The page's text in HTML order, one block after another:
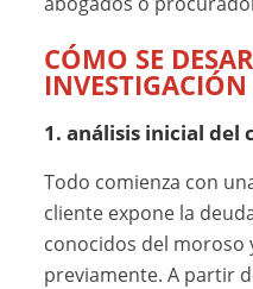
CÓMO SE
1. análisis inicial del
Todo comienza con
cliente expone la
conocidos del moroso
previamente. A partir